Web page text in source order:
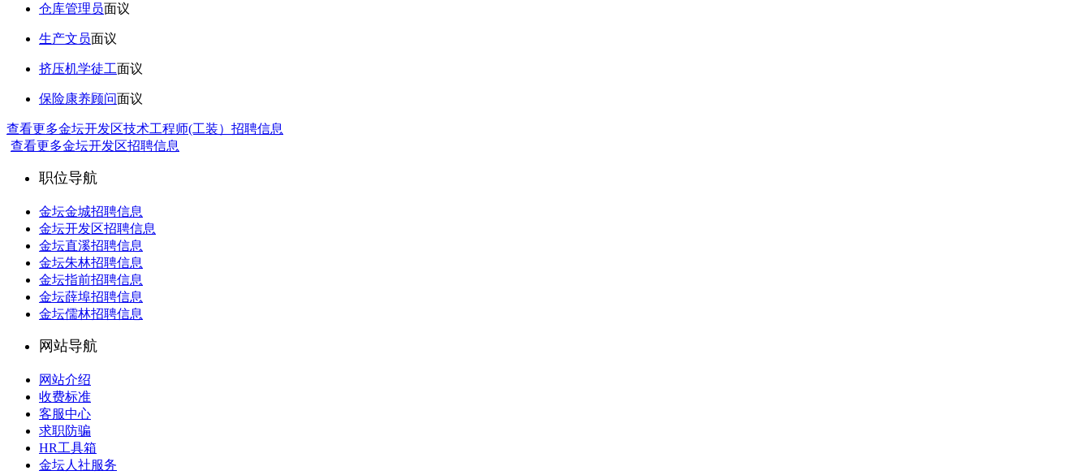
仓库管理员面议
生产文员面议
挤压机学徒工面议
保险康养顾问面议
查看更多金坛开发区技术工程师(工装）招聘信息
查看更多金坛开发区招聘信息
职位导航
金坛金城招聘信息
金坛开发区招聘信息
金坛直溪招聘信息
金坛朱林招聘信息
金坛指前招聘信息
金坛薛埠招聘信息
金坛儒林招聘信息
网站导航
网站介绍
收费标准
客服中心
求职防骗
HR工具箱
金坛人社服务